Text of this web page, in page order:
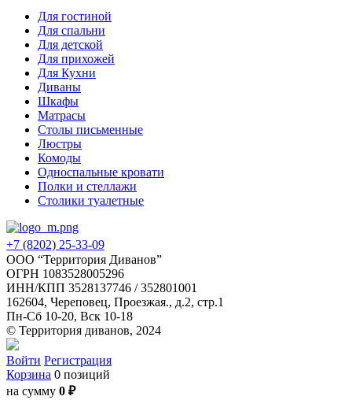
Для гостиной
Для спальни
Для детской
Для прихожей
Для Кухни
Диваны
Шкафы
Матрасы
Столы письменные
Люстры
Комоды
Односпальные кровати
Полки и стеллажи
Столики туалетные
+7 (8202) 25-33-09
‌ООО “Территория Диванов”
ОГРН 1083528005296
ИНН/КПП 3528137746 / 352801001
162604, Череповец, Проезжая., д.2, стр.1
Пн-Сб 10-20, Вск 10-18
© Территория диванов, 2024
Войти Регистрация
Корзина 0 позиций
на сумму 0 ₽